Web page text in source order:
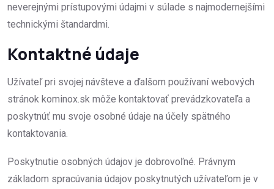
neverejnými prístupovými údajmi v súlade s najmodernejšími
technickými štandardmi.
Kontaktné údaje
Užívateľ pri svojej návšteve a ďalšom používaní webových
stránok kominox.sk môže kontaktovať prevádzkovateľa a
poskytnúť mu svoje osobné údaje na účely spätného
kontaktovania.
Poskytnutie osobných údajov je dobrovoľné. Právnym
základom spracúvania údajov poskytnutých užívateľom je v